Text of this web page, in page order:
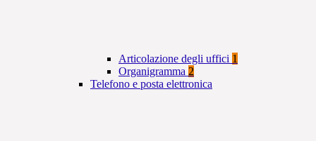
Articolazione degli uffici 1
Organigramma 2
Telefono e posta elettronica